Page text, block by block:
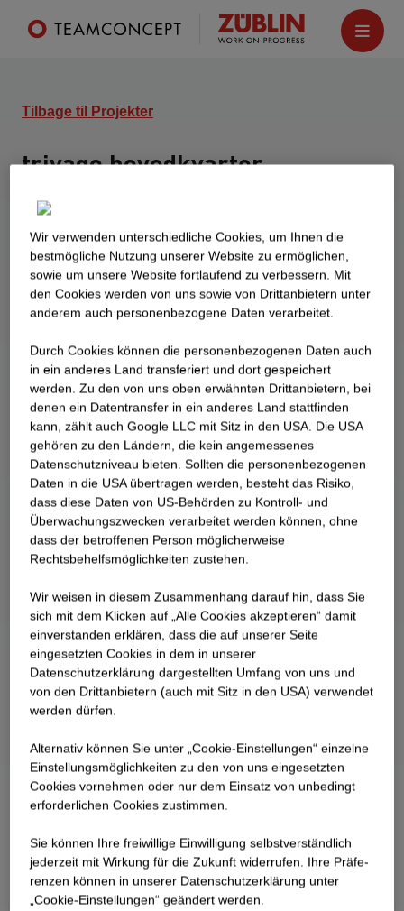
Tilbage til Projekter
trivago hovedkvarter
Düsseldorf
Nybyggeri af trivagos hovedkvarter:
Den seksetagers, horisontalt strukturerede
bygning åbner sig mod havnebassinet og danner
dermed en rummelig campus med høj
opholdskvalitet. Byggefasen omfatter ca. 30.000
kvadratmeter (heraf 26.000 kvadratmeter
kontorareal) og 570 parkeringspladser i to
underjordiske parkeringshuse til ca. 2.100
medarbejdere.
Wir verwenden unterschiedliche Cookies, um Ihnen die
best­mögliche Nutzung unserer Website zu ermöglichen,
sowie um unsere Website fortlaufend zu verbessern. Mit
den Cookies werden von uns sowie von Drittanbietern unter
anderem auch personenbezogene Daten verarbeitet.
Durch Cookies können die personenbezogenen Daten auch
in ein anderes Land transferiert und dort gespeichert
werden. Zu den von uns oben erwähnten Drittanbietern, bei
denen ein Datentransfer in ein anderes Land stattfinden
kann, zählt auch Google LLC mit Sitz in den USA. Die USA
gehören zu den Ländern, die kein angemessenes
Datenschutzniveau bieten. Sollten die personenbezogenen
Daten in die USA übertragen werden, besteht das Risiko,
dass diese Daten von US-Behörden zu Kontroll- und
Überwachungszwecken verarbeitet werden können, ohne
dass der betroffenen Person möglicherweise
Rechtsbehelfsmöglichkeiten zustehen.
Wir weisen in diesem Zusammenhang darauf hin, dass Sie
sich mit dem Klicken auf „Alle Cookies akzeptieren“ damit
ein­ver­standen erklären, dass die auf unserer Seite
eingesetzten Cookies in dem in unserer
Datenschutzerklärung dargestellten Umfang von uns und
von den Drittanbietern (auch mit Sitz in den USA) verwendet
werden dürfen.
Alternativ können Sie unter „Cookie-Einstellungen“ einzelne
Einstellungsmöglichkeiten zu den von uns eingesetzten
Cookies vornehmen oder nur dem Einsatz von unbedingt
erforderlichen Cookies zustimmen.
Sie können Ihre freiwillige Einwilligung selbstverständlich
jederzeit mit Wirkung für die Zukunft widerrufen. Ihre Prä­fe­
renzen können in unserer Datenschutzerklärung unter
„Cookie-Einstellungen“ geändert werden.